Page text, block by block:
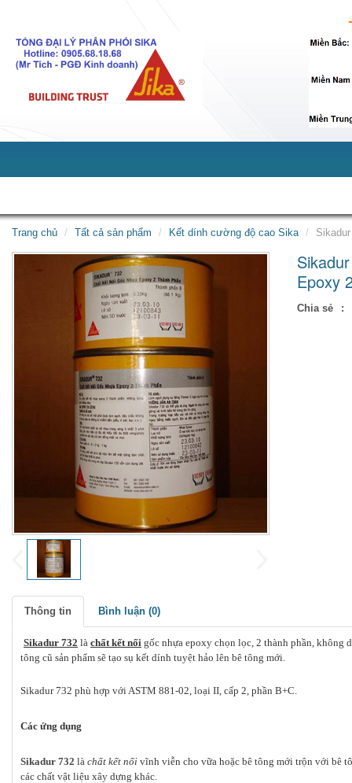
Trang chủ Tất cả sản phẩm Kết dính cường độ cao Sika
Epoxy
Chia sẻ :
Thông tin Bình luận (0)
Sikadur 732 là chất kết nối gốc nhựa epoxy chọn lọc, 2 thành phần, không
tông cũ sản phẩm sẽ tạo sụ kết dính tuyệt hảo lên bê tông mới.
Sikadur 732 phù hợp với ASTM 881-02, loại II, cấp 2, phần B+C.
Các ứng dụng
Sikadur 732 là chất kết nối vĩnh viễn cho vữa hoặc bê tông mới trộn với bê
các chất vật liệu xây dựng khác.